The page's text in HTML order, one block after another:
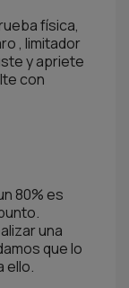
física,
, limitador
y apriete
con
80% es
una
que lo
ello.